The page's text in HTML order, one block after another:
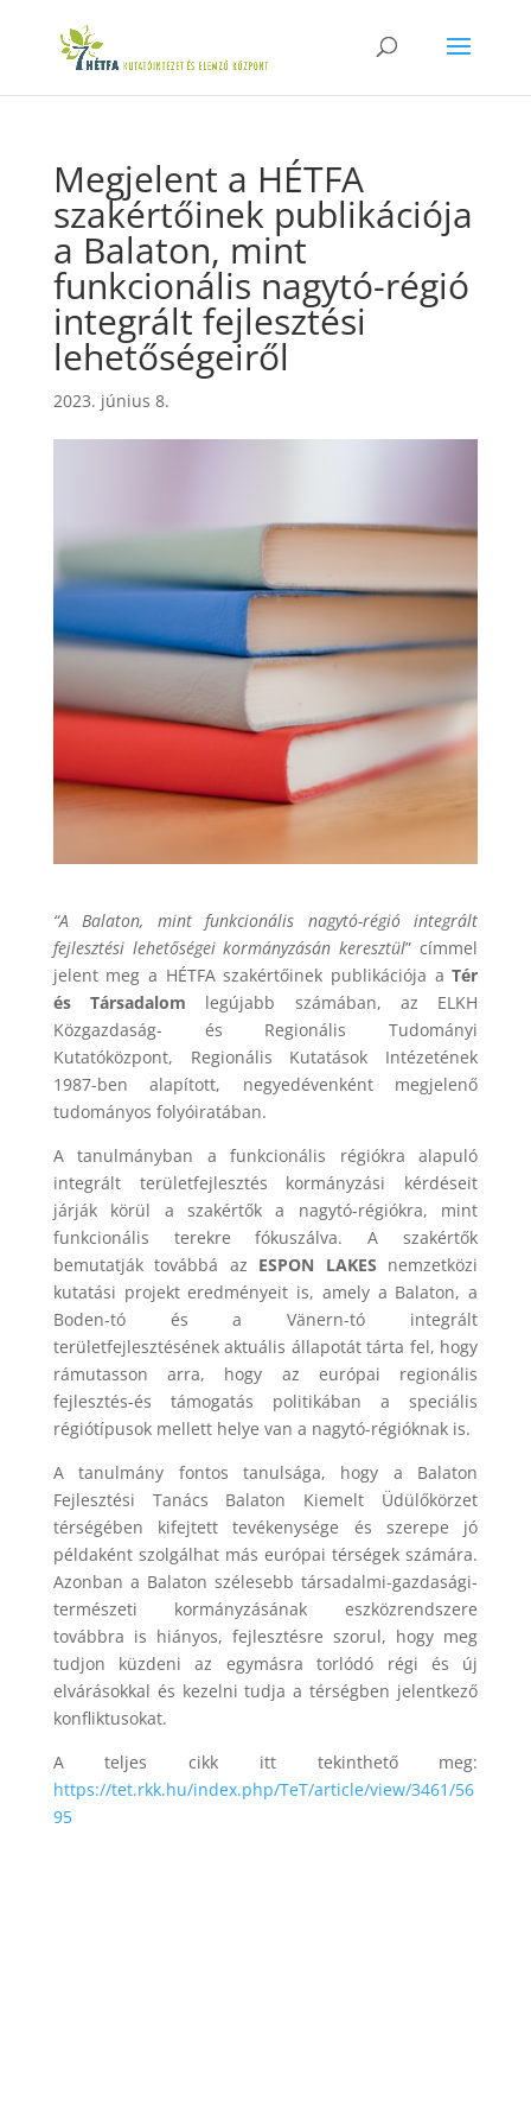
Megjelent a HÉTFA
szakértőinek publikációja
a Balaton, mint
funkcionális nagytó-régió
integrált fejlesztési
lehetőségeiről
2023. június 8.
“A Balaton, mint funkcionális nagytó-régió integrált
fejlesztési lehetőségei kormányzásán keresztül” címmel
jelent meg a HÉTFA szakértőinek publikációja aTér
és Társadalom legújabb számában, az ELKH
Közgazdaság- és Regionális Tudományi
Kutatóközpont, Regionális Kutatások Intézetének
1987-ben alapított, negyedévenként megjelenő
tudományos folyóiratában.
A tanulmányban a funkcionális régiókra alapuló
integrált területfejlesztés kormányzási kérdéseit
járják körül a szakértők a nagytó-régiókra, mint
funkcionális terekre fókuszálva. A szakértők
bemutatják továbbá az ESPON LAKES nemzetközi
kutatási projekt eredményeit is, amely a Balaton, a
Boden-tó és a Vänern-tó integrált
területfejlesztésének aktuális állapotát tárta fel, hogy
rámutasson arra, hogy az európai regionális
fejlesztés-és támogatás politikában a speciális
régiótípusok mellett helye van a nagytó-régióknak is.
A tanulmány fontos tanulsága, hogy a Balaton
Fejlesztési Tanács Balaton Kiemelt Üdülőkörzet
térségében kifejtett tevékenysége és szerepe jó
példaként szolgálhat más európai térségek számára.
Azonban a Balaton szélesebb társadalmi-gazdasági-
természeti kormányzásának eszközrendszere
továbbra is hiányos, fejlesztésre szorul, hogy meg
tudjon küzdeni az egymásra torlódó régi és új
elvárásokkal és kezelni tudja a térségben jelentkező
konfliktusokat.
A teljes cikk itt tekinthető meg:
https://tet.rkk.hu/index.php/TeT/article/view/3461/56
95